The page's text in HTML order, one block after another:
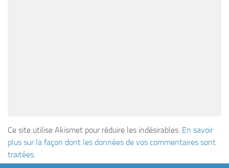
Ce site utilise Akismet pour réduire les indésirables. En savoir
plus sur la façon dont les données de vos commentaires sont
traitées.